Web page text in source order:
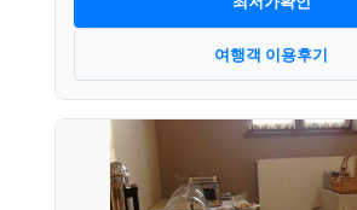
여행객 이용후기